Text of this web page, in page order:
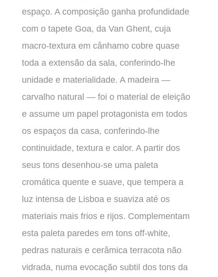
espaço. A composição ganha profundidade
com o tapete Goa, da Van Ghent, cuja
macro-textura em cânhamo cobre quase
toda a extensão da sala, conferindo-lhe
unidade e materialidade. A madeira —
carvalho natural — foi o material de eleição
e assume um papel protagonista em todos
os espaços da casa, conferindo-lhe
continuidade, textura e calor. A partir dos
seus tons desenhou-se uma paleta
cromática quente e suave, que tempera a
luz intensa de Lisboa e suaviza até os
materiais mais frios e rijos. Complementam
esta paleta paredes em tons off-white,
pedras naturais e cerâmica terracota não
vidrada, numa evocação subtil dos tons da